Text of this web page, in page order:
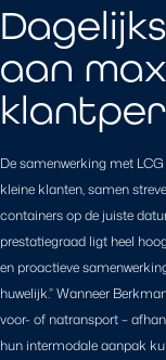
aan
De samenwerking met
kleine klanten, samen
containers op de juiste
prestatiegraad ligt heel
en proactieve
huwelijk.” Wanneer
voor- of natransport –
hun intermodale aanpak